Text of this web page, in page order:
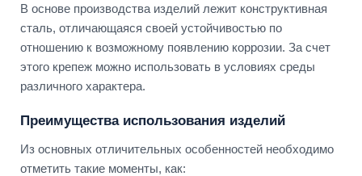
В основе производства изделий лежит конструктивная
сталь, отличающаяся своей устойчивостью по
отношению к возможному появлению коррозии. За счет
этого крепеж можно использовать в условиях среды
различного характера.
Преимущества использования изделий
Из основных отличительных особенностей необходимо
отметить такие моменты, как: